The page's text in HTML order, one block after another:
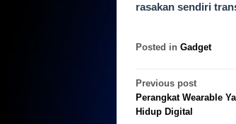
rasakan sendiri
Posted in Gadget
Post
navigation
Previous post
Perangkat Wearable
Hidup Digital